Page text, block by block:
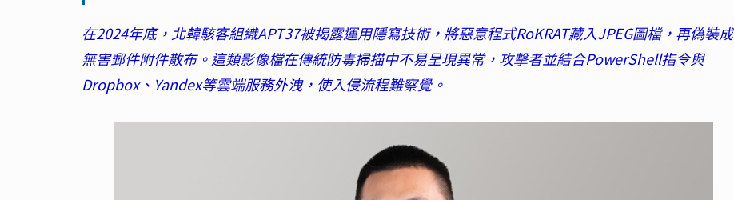
在2024年底，北韓駭客組織APT37被揭露運用隱寫技術，將惡意程式RoKRAT藏入JPEG圖檔，再偽裝成
無害郵件附件散布。這類影像檔在傳統防毒掃描中不易呈現異常，攻擊者並結合PowerShell指令與
Dropbox、Yandex等雲端服務外洩，使入侵流程難察覺。